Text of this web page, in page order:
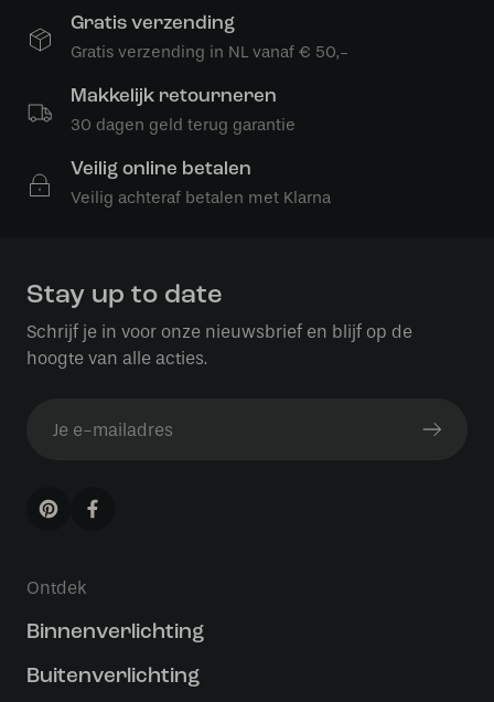
Gratis verzending
Gratis verzending in NL vanaf € 50,-
Makkelijk retourneren
30 dagen geld terug garantie
Veilig online betalen
Veilig achteraf betalen met Klarna
Stay up to date
Schrijf je in voor onze nieuwsbrief en blijf op de
hoogte van alle acties.
Ontdek
Binnenverlichting
Buitenverlichting